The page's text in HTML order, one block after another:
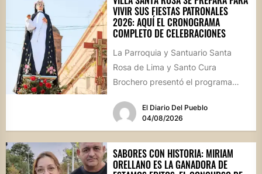
VIVIR SUS FIESTAS PATRONALES
2026: AQUÍ EL CRONOGRAMA
COMPLETO DE CELEBRACIONES
La Parroquia y Santuario Santa
Rosa de Lima y Santo Cura
Brochero presentó el programa
El Diario Del Pueblo
04/08/2026
SABORES CON HISTORIA: MIRIAM
ORELLANO ES LA GANADORA DE